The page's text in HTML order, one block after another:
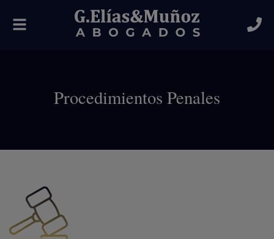
Alternar
navegación
Procedimientos Penales